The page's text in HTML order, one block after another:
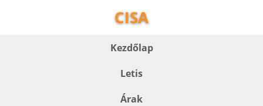
CISA
Kezdőlap
Letis
Árak